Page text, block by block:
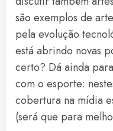
são exemplos de
pela evolução
está abrindo novas
certo? Dá ainda
com o esporte:
cobertura na mídia
(será que para